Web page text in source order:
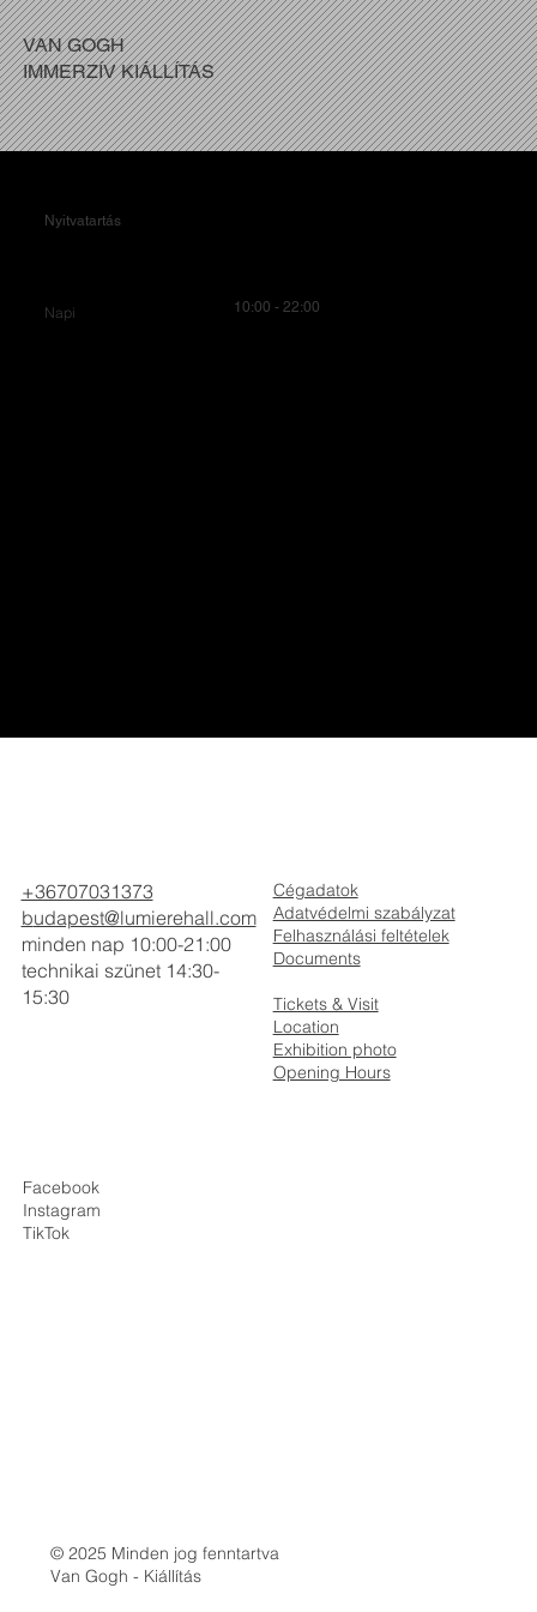
VAN GOGH
IMMERZÍV KIÁLLÍTÁS
Napi 10:00 - 22:00
Nyitvatartás
Cégadatok
Adatvédelmi szabályzat
Felhasználási feltételek
Documents
Tickets & Visit
Location
Exhibition photo
Opening Hours
Facebook
Instagram
TikTok
+36707031373
budapest@lumierehall.com
minden nap 10:00-21:00
technikai szünet 14:30-
15:30
© 2025 Minden jog fenntartva
Van Gogh - Kiállítás